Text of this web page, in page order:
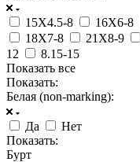
15Х4.5-8
16Х6-8
18Х7-8
21Х8-9
12
8.15-15
Показать все
Показать:
Белая (non-marking):
Да
Нет
Показать:
Бурт